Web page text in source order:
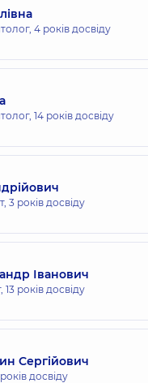
4 років досвіду
14 років досвіду
3 років досвіду
Іванович
13 років досвіду
Сергійович
досвіду